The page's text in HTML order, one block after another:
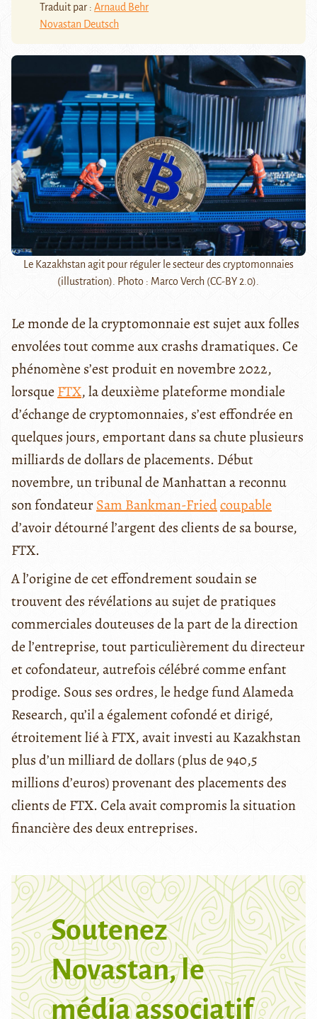
Traduit par : Arnaud Behr
Novastan Deutsch
Le Kazakhstan agit pour réguler le secteur des cryptomonnaies
(illustration). Photo : Marco Verch (CC-BY 2.0).
Le monde de la cryptomonnaie est sujet aux folles
envolées tout comme aux crashs dramatiques. Ce
phénomène s’est produit en novembre 2022,
lorsqueFTX, la deuxième plateforme mondiale
d’échange de cryptomonnaies, s’est effondrée en
quelques jours, emportant dans sa chute plusieurs
milliards de dollars de placements. Début
novembre, un tribunal de Manhattan a reconnu
son fondateurSam Bankman-Friedcoupable
d’avoir détourné l’argent des clients de sa bourse,
FTX.
A l’origine de cet effondrement soudain se
trouvent des révélations au sujet de pratiques
commerciales douteuses de la part de la direction
de l’entreprise, tout particulièrement du directeur
et cofondateur, autrefois célébré comme enfant
prodige. Sous ses ordres, le hedge fund Alameda
Research, qu’il a également cofondé et dirigé,
étroitement lié à FTX, avait investi au Kazakhstan
plus d’un milliard de dollars (plus de 940,5
millions d’euros) provenant des placements des
clients de FTX. Cela avait compromis la situation
financière des deux entreprises.
Soutenez
Novastan, le
média associatif